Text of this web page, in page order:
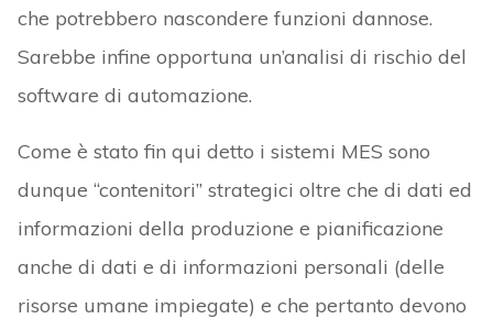
che potrebbero nascondere funzioni dannose.
Sarebbe infine opportuna un’analisi di rischio del
software di automazione.
Come è stato fin qui detto i sistemi MES sono
dunque “contenitori” strategici oltre che di dati ed
informazioni della produzione e pianificazione
anche di dati e di informazioni personali (delle
risorse umane impiegate) e che pertanto devono